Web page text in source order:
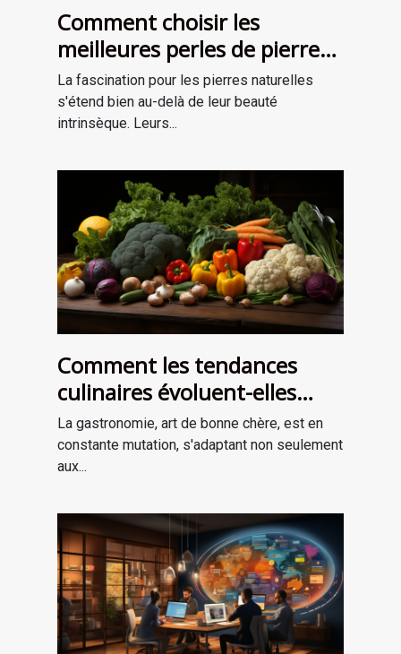
Comment choisir les
meilleures perles de pierre
naturelle pour vos projets de
bijouterie et de lithothérapie
La fascination pour les pierres naturelles
s'étend bien au-delà de leur beauté
intrinsèque. Leurs...
Comment les tendances
culinaires évoluent-elles
avec les saisons ?
La gastronomie, art de bonne chère, est en
constante mutation, s'adaptant non seulement
aux...